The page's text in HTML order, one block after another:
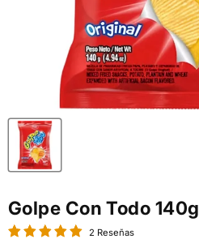
Golpe Con Todo 140g
2 Reseñas